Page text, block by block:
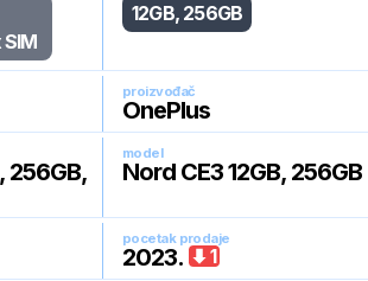
12GB, 256GB
proizvođač
OnePlus
256GB,
model
Nord CE3 12GB, 256GB
pocetak prodaje
2023. 1